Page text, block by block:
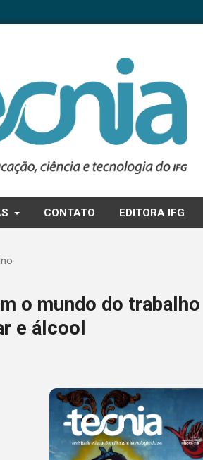
CONTATO EDITORA IFG
o mundo do trabalho
e álcool